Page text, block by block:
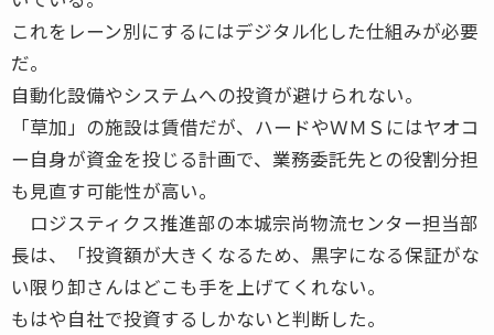
これをレーン別にするにはデジタル化した仕組みが必要
だ。
自動化設備やシステムへの投資が避けられない。
「草加」の施設は賃借だが、ハードやＷＭＳにはヤオコ
ー自身が資金を投じる計画で、業務委託先との役割分担
も見直す可能性が高い。
ロジスティクス推進部の本城宗尚物流センター担当部
長は、「投資額が大きくなるため、黒字になる保証がな
い限り卸さんはどこも手を上げてくれない。
もはや自社で投資するしかないと判断した。